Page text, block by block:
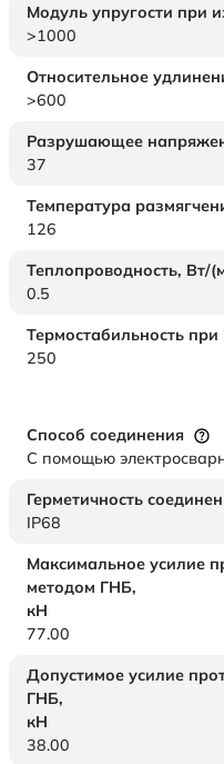
Модуль упругости при
>1000
Относительное
>600
Разрушающее
37
Температура
126
Теплопроводность, Вт/
0.5
Термостабильность
250
Способ соединения
С помощью
Герметичность
IP68
Максимальное усилие
методом ГНБ,
кН
77.00
Допустимое усилие
ГНБ,
кН
38.00